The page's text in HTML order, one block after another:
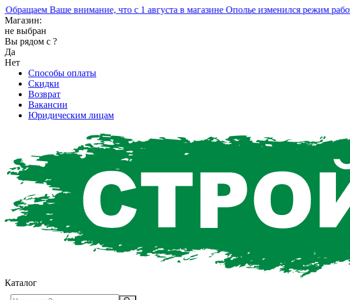
Ваше внимание, что с 1 августа в магазине Ополье изменился режим работы.
Магазин:
не выбран
Вы рядом с ?
Да
Нет
Способы оплаты
Скидки
Возврат
Вакансии
Юридическим лицам
Каталог